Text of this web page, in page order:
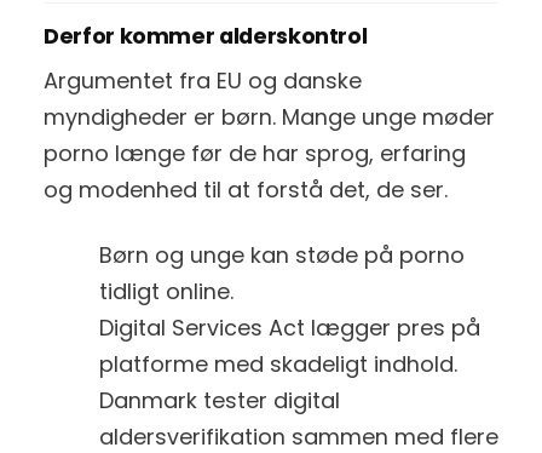
Derfor kommer alderskontrol
Argumentet fra EU og danske
myndigheder er børn. Mange unge møder
porno længe før de har sprog, erfaring
og modenhed til at forstå det, de ser.
Børn og unge kan støde på porno
tidligt online.
Digital Services Act lægger pres på
platforme med skadeligt indhold.
Danmark tester digital
aldersverifikation sammen med flere